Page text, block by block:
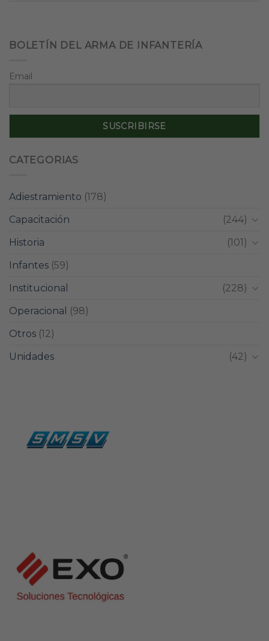
BOLETÍN DEL ARMA DE INFANTERÍA
Email
CATEGORIAS
Adiestramiento (178)
Capacitación
(244)
Historia
(101)
Infantes (59)
Institucional
(228)
Operacional
(98)
Otros (12)
Unidades
(42)